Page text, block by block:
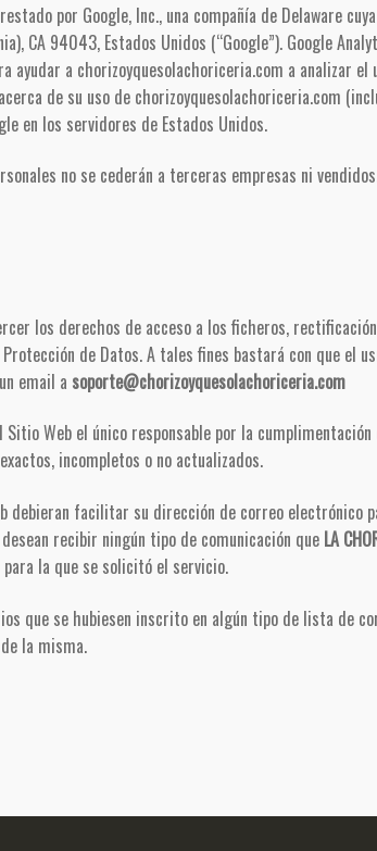
por Google, Inc., una compañía de Delaware
CA 94043, Estados Unidos (“Google”). Google
ayudar a chorizoyquesolachoriceria.com a analizar el
de su uso de chorizoyquesolachoriceria.com
en los servidores de Estados Unidos.
no se cederán a terceras empresas ni
los derechos de acceso a los ficheros,
de Datos. A tales fines bastará con que el
email a soporte@chorizoyquesolachoriceria.com
Web el único responsable por la
incompletos o no actualizados.
debieran facilitar su dirección de correo electrónico
recibir ningún tipo de comunicación que LA
la que se solicitó el servicio.
que se hubiesen inscrito en algún tipo de lista de
la misma.